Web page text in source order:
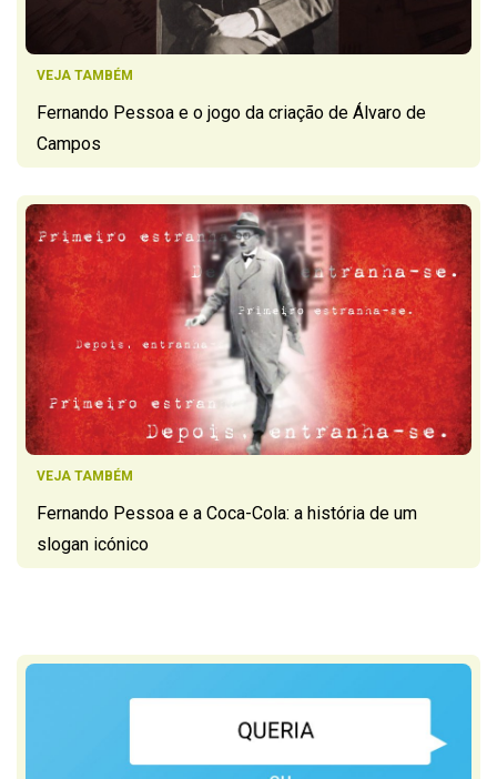
VEJA TAMBÉM
Fernando Pessoa e o jogo da criação de Álvaro de
Campos
VEJA TAMBÉM
Fernando Pessoa e a Coca-Cola: a história de um
slogan icónico